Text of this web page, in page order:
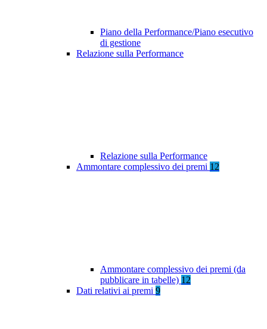
Piano della Performance/Piano esecutivo
di gestione
Relazione sulla Performance
Relazione sulla Performance
Ammontare complessivo dei premi 12
Ammontare complessivo dei premi (da
pubblicare in tabelle) 12
Dati relativi ai premi 9